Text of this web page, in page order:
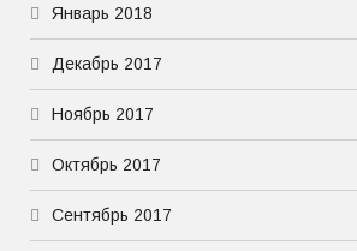
Январь 2018
Декабрь 2017
Ноябрь 2017
Октябрь 2017
Сентябрь 2017